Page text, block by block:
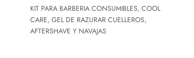
KIT PARA BARBERIA CONSUMIBLES, COOL
CARE, GEL DE RAZURAR CUELLEROS,
AFTERSHAVE Y NAVAJAS